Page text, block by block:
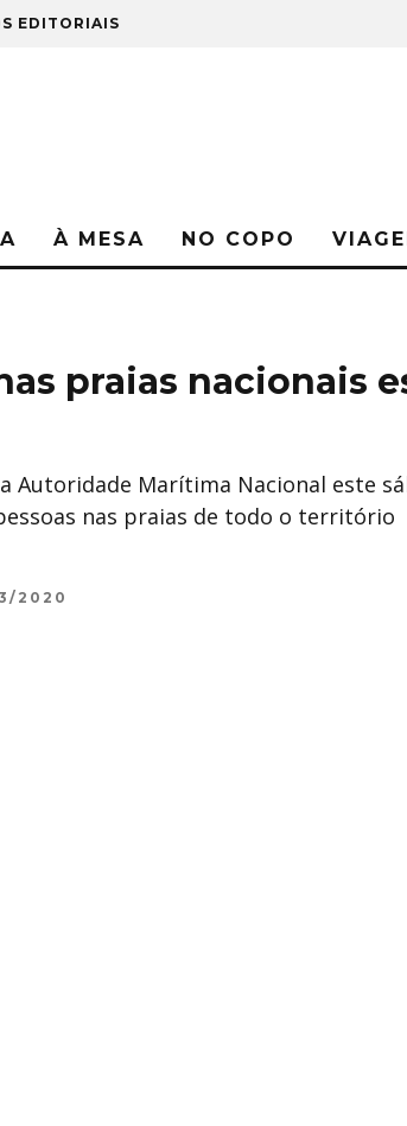
EDITORIAIS
À MESA NO COPO
praias nacionais
Autoridade Marítima Nacional este
nas praias de todo o território
2020